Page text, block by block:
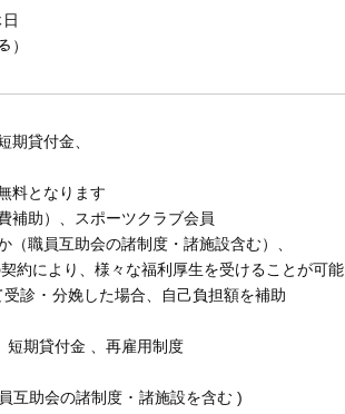
日
）
貸付金、
料となります
補助）、スポーツクラブ会員
職員互助会の諸制度・諸施設含む）、
り、様々な福利厚生を受けることが可能
娩した場合、自己負担額を補助
期貸付金 、再雇用制度
互助会の諸制度 ･ 諸施設を含む )